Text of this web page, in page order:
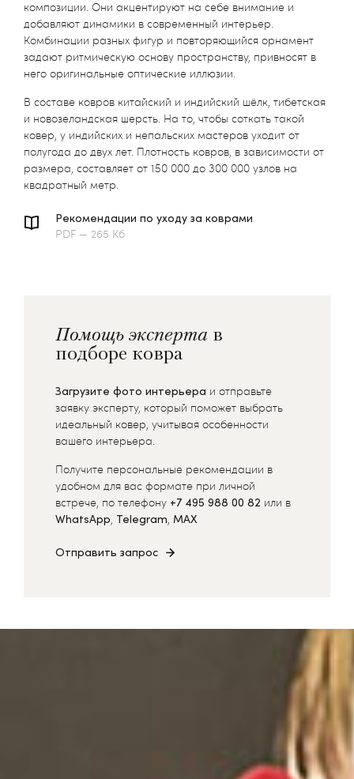
композиции. Они акцентируют на себе внимание и
добавляют динамики в современный интерьер.
Комбинации разных фигур и повторяющийся орнамент
задают ритмическую основу пространству, привносят в
него оригинальные оптические иллюзии.
В составе ковров китайский и индийский шёлк, тибетская
и новозеландская шерсть. На то, чтобы соткать такой
ковер, у индийских и непальских мастеров уходит от
полугода до двух лет. Плотность ковров, в зависимости от
размера, составляет от 150 000 до 300 000 узлов на
квадратный метр.
Рекомендации по уходу за коврами
PDF — 265 Кб
Помощь эксперта в
подборе ковра
Загрузите фото интерьера и отправьте
заявку эксперту, который поможет выбрать
идеальный ковер, учитывая особенности
вашего интерьера.
Получите персональные рекомендации в
удобном для вас формате при личной
встрече, по телефону +7 495 988 00 82 или в
WhatsApp, Telegram, MAX
Отправить запрос